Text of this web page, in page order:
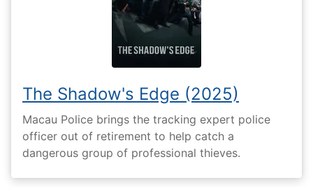
The Shadow's Edge (2025)
Macau Police brings the tracking expert police
officer out of retirement to help catch a
dangerous group of professional thieves.